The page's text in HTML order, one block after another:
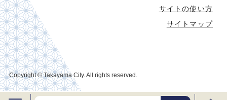
サイトの使い方
サイトマップ
Copyright © Takayama City. All rights reserved.